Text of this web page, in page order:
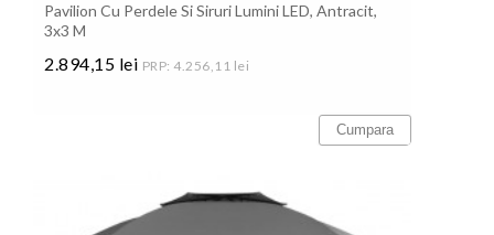
Pavilion Cu Perdele Si Siruri Lumini LED, Antracit,
3x3 M
2.894,15 lei PRP: 4.256,11 lei
Cumpara